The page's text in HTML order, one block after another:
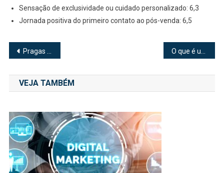
Sensação de exclusividade ou cuidado personalizado: 6,3
Jornada positiva do primeiro contato ao pós-venda: 6,5
Navegação
de
Post
Pragas Comuns em Orquídeas: Identificação e Controle para um Orquidário Mais Produtivo
VEJA TAMBÉM